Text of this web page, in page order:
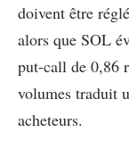
doivent être
alors que SOL
put-call de 0,86
volumes traduit
acheteurs.